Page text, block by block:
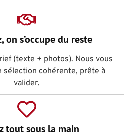
on s’occupe du reste
(texte + photos). Nous vous
sélection cohérente, prête à
valider.
tout sous la main